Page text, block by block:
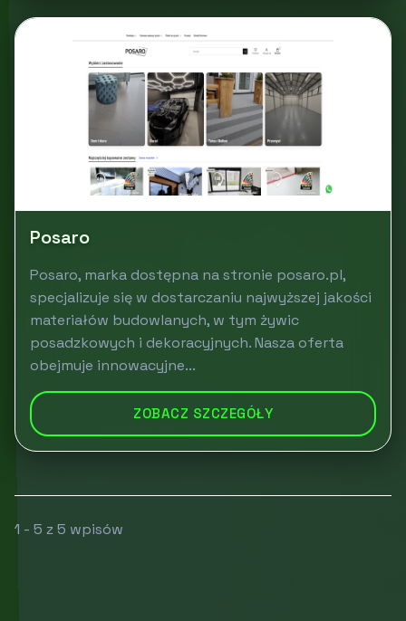
Posaro
Posaro, marka dostępna na stronie posaro.pl,
specjalizuje się w dostarczaniu najwyższej jakości
materiałów budowlanych, w tym żywic
posadzkowych i dekoracyjnych. Nasza oferta
obejmuje innowacyjne...
ZOBACZ SZCZEGÓŁY
1 - 5 z 5 wpisów